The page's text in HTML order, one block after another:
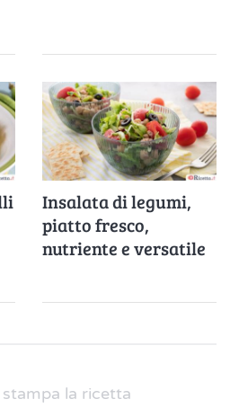
Insalata di legumi,
piatto fresco,
nutriente e versatile
la ricetta